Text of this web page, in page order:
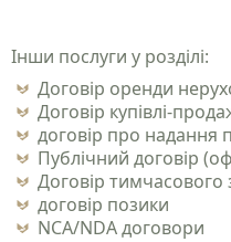
Інши послуги у розділі:
Договір оренди
Договір купівлі-
договір про надання
Публічний договір
Договір тимчасового
договір позики
NCA/NDA договори